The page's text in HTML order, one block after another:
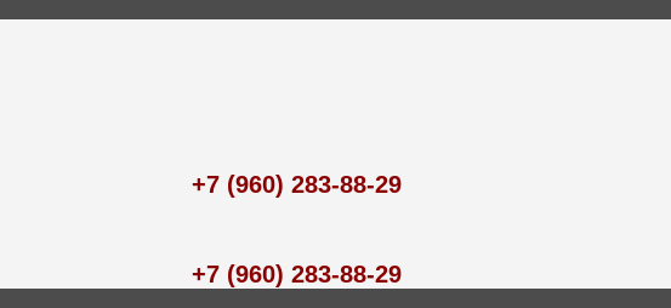
+7 (960) 283-88-29
+7 (960) 283-88-29